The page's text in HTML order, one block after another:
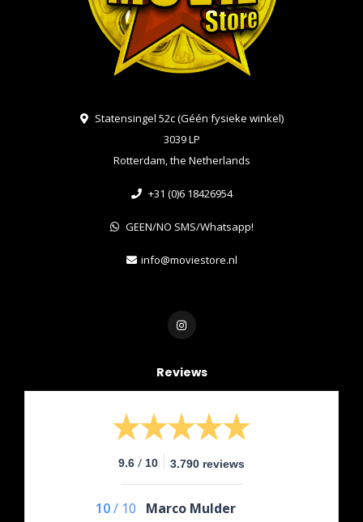
Statensingel 52c (Géén fysieke winkel)
3039 LP
Rotterdam, the Netherlands
+31 (0)6 18426954
GEEN/NO SMS/Whatsapp!
info@moviestore.nl
Reviews
9.6 / 10 3.790 reviews
10/ 10
Marco Mulder